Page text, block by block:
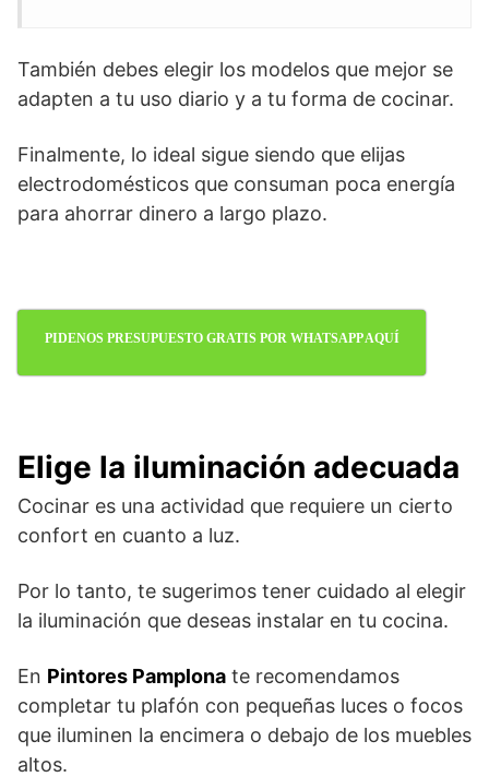
También debes elegir los modelos que mejor se
adapten a tu uso diario y a tu forma de cocinar.
Finalmente, lo ideal sigue siendo que elijas
electrodomésticos que consuman poca energía
para ahorrar dinero a largo plazo.
PIDENOS PRESUPUESTO GRATIS POR WHATSAPP AQUÍ
Elige la iluminación adecuada
Cocinar es una actividad que requiere un cierto
confort en cuanto a luz.
Por lo tanto, te sugerimos tener cuidado al elegir
la iluminación que deseas instalar en tu cocina.
En Pintores Pamplona te recomendamos
completar tu plafón con pequeñas luces o focos
que iluminen la encimera o debajo de los muebles
altos.